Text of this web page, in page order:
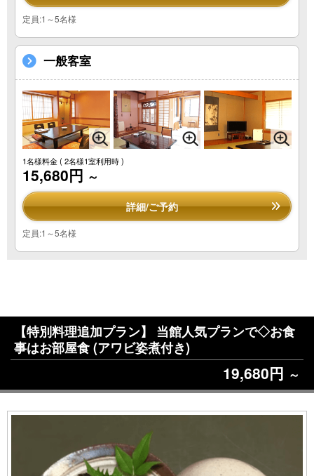
定員:1～5名様
一般客室
1名様料金( 2名様1室利用時 )
15,680円 ～
詳細/ご予約
定員:1～5名様
【特別料理追加プラン】 当館人気プランで◇お食
事はお部屋食 (アワビ姿煮付き)
19,680円 ～